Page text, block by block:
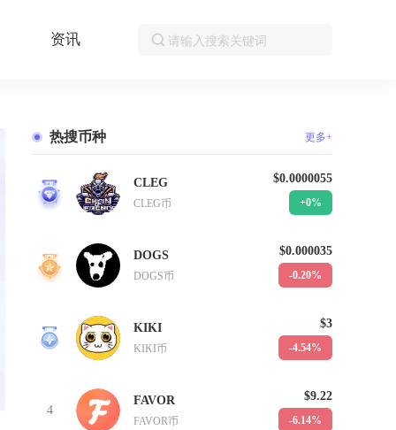
资讯
热搜币种 更多+
1
CLEG
CLEG币
$0.0000055
+0%
2
DOGS
DOGS币
$0.000035
-0.20%
3
KIKI
KIKI币
$3
-4.54%
4
FAVOR
FAVOR币
$9.22
-6.14%